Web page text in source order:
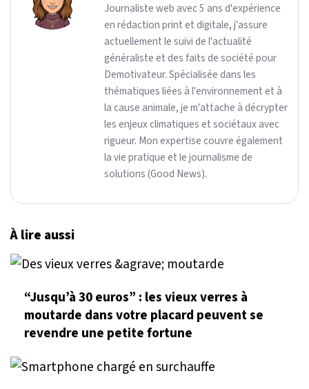
Journaliste web avec 5 ans d'expérience
en rédaction print et digitale, j'assure
actuellement le suivi de l'actualité
généraliste et des faits de société pour
Demotivateur. Spécialisée dans les
thématiques liées à l'environnement et à
la cause animale, je m'attache à décrypter
les enjeux climatiques et sociétaux avec
rigueur. Mon expertise couvre également
la vie pratique et le journalisme de
solutions (Good News).
À lire aussi
“Jusqu’à 30 euros” : les vieux verres à
moutarde dans votre placard peuvent se
revendre une petite fortune